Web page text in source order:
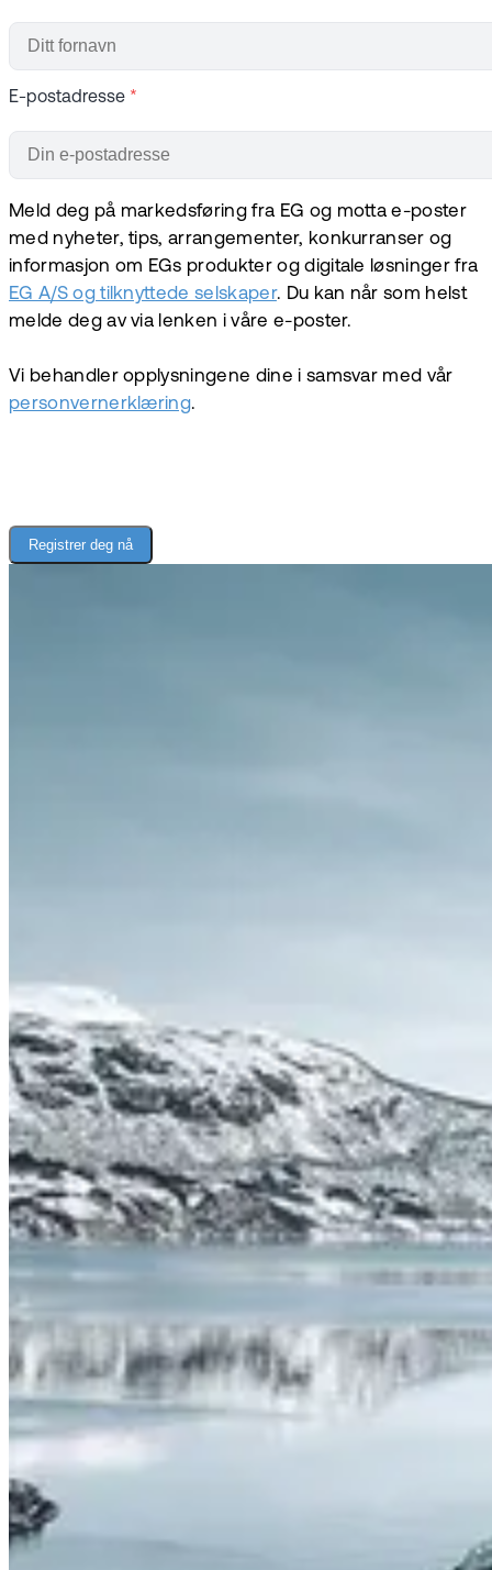
E-postadresse *
Meld deg på markedsføring fra EG og motta e-poster
med nyheter, tips, arrangementer, konkurranser og
informasjon om EGs produkter og digitale løsninger fra
EG A/S og tilknyttede selskaper. Du kan når som helst
melde deg av via lenken i våre e-poster.
Vi behandler opplysningene dine i samsvar med vår
personvernerklæring.
Registrer deg nå